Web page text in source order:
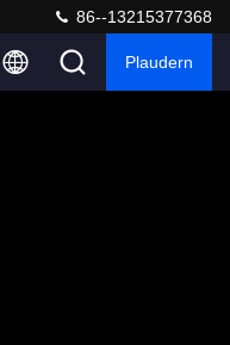
86--13215377368
Plaudern